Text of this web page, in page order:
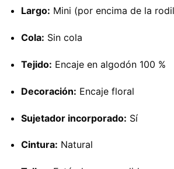
Largo: Mini (por encima de la
Cola: Sin cola
Tejido: Encaje en algodón 100 %
Decoración: Encaje floral
Sujetador incorporado: Sí
Cintura: Natural